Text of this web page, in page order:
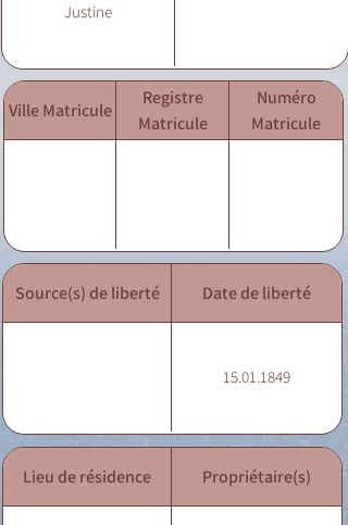
Justine
Ville Matricule
Registre
Matricule
Numéro
Matricule
Source(s) de liberté Date de liberté
15.01.1849
Lieu de résidence Propriétaire(s)